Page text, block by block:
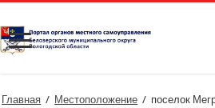
Главная / Местоположение / поселок